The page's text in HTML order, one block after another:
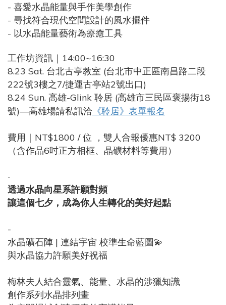
- 喜愛水晶能量與手作美學創作
- 尋找符合現代空間設計的風水擺件
- 以水晶能量藝術為療癒工具
工作坊資訊｜14:00~16:30
8.23 Sat. 台北古亭教室 (台北市中正區南昌路二段
222號3樓之7/捷運古亭站2號出口)
8.24 Sun. 高雄-Glink 聆居 (高雄市三民區褒揚街18
號)—高雄場請私訊洽 《聆居》表單報名
費用｜NT$1800 / 位 ，雙人合報優惠NT$ 3200
（含作品6吋正方相框、晶礦材料等費用）
-
透過水晶向星系許願對頻
讓這個七夕，成為你人生轉化的美好起點
-
水晶礦石陣 | 連結宇宙 校準生命藍圖💫
與水晶協力許願美好祝福
梅林夫人結合靈氣、能量、水晶的涉獵知識
創作系列水晶排列畫